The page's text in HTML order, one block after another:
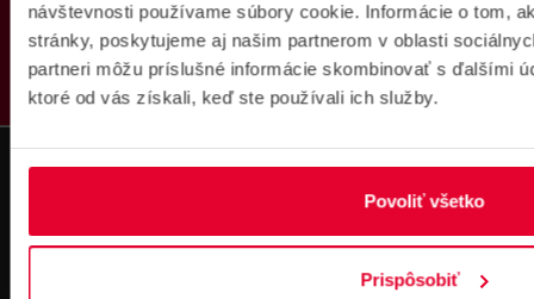
návštevnosti používame súbory cookie. Informácie o tom,
stránky, poskytujeme aj našim partnerom v oblasti
partneri môžu príslušné informácie skombinovať s ďalšími
ktoré od vás získali, keď ste používali ich služby.
Povoliť všetko
Prispôsobiť
PRODUKTY
IBAN : SK51 1100 0000 0029 4205 9929
odd.: Sa, vl. č.: 7597/B